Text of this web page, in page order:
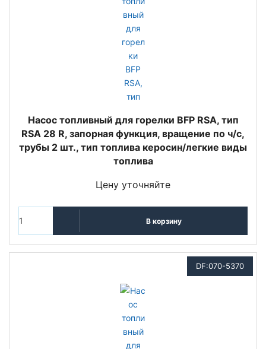
Насос топливный для горелки BFP RSA, тип
RSA 28 R, запорная функция, вращение по ч/с,
трубы 2 шт., тип топлива керосин/легкие виды
топлива
Цену уточняйте
В корзину
DF:070-5370